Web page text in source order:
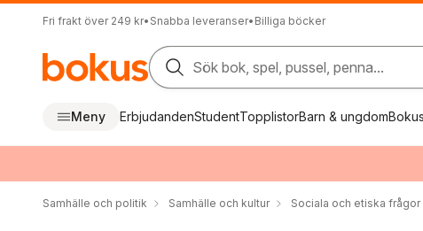
Fri frakt över 249 kr• Snabba leveranser• Billiga böcker
Sök bok, spel, pussel, penna...
Meny ErbjudandenStudentTopplistorBarn & ungdom
Samhälle och politik Samhälle och kultur Sociala och etiska frågor